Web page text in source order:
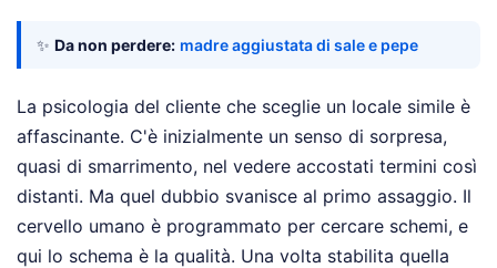
✨ Da non perdere: madre aggiustata di sale e pepe
La psicologia del cliente che sceglie un locale simile è
affascinante. C'è inizialmente un senso di sorpresa,
quasi di smarrimento, nel vedere accostati termini così
distanti. Ma quel dubbio svanisce al primo assaggio. Il
cervello umano è programmato per cercare schemi, e
qui lo schema è la qualità. Una volta stabilita quella